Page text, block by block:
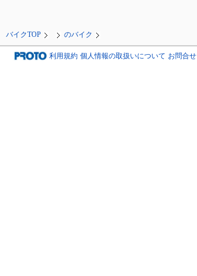
バイクTOP のバイク
利用規約 個人情報の取扱いについて お問合せ